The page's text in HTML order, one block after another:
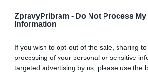
ZpravyPribram - Do Not Process My
Information
If you wish to opt-out of the sale, sharing
processing of your personal or sensitive
targeted advertising by us, please use the
těchto expertů, co zneuctili sochu sv. Jana
někdo zabývat a bude to jakýmsi